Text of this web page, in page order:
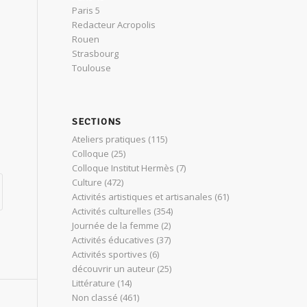
Paris 5
Redacteur Acropolis
Rouen
Strasbourg
Toulouse
SECTIONS
Ateliers pratiques (115)
Colloque (25)
Colloque Institut Hermès (7)
Culture (472)
Activités artistiques et artisanales (61)
Activités culturelles (354)
Journée de la femme (2)
Activités éducatives (37)
Activités sportives (6)
découvrir un auteur (25)
Littérature (14)
Non classé (461)